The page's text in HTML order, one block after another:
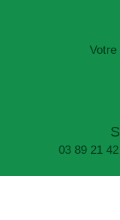
03 89 21